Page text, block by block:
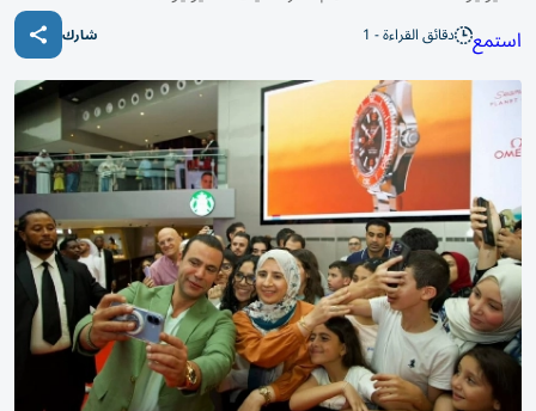
استمع دقائق القراءة - 1 شارك